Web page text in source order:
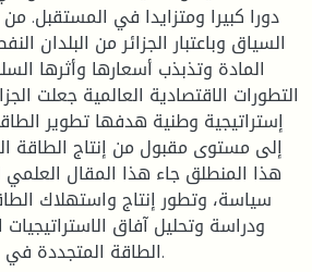
دورا كبيرا ومتزايدا في
السياق وباعتبار الجزائر من البلدان
المادة وتذبذب أسعارها وأثرها
التطورات الاقتصادية العالمية جعلت
إستراتيجية وطنية هدفها تطوير
إلى مستوى مقبول من إنتاج الطاقة
هذا المنطلق جاء هذا المقال العلمي
سياسة، وتطور إنتاج واستهلاك
ودراسة وتحليل آفاق
الطاقة المتجددة في الجزائر في آفاق 2030.